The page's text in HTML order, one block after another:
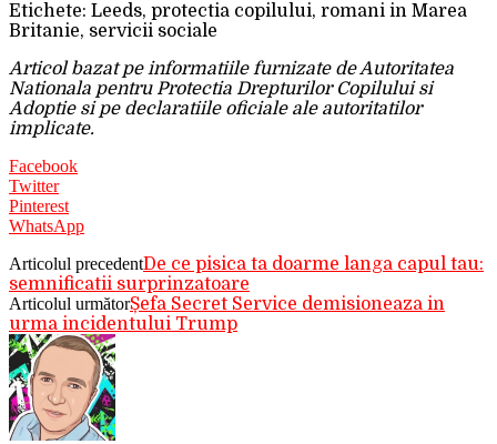
Etichete: Leeds, protectia copilului, romani in Marea
Britanie, servicii sociale
Articol bazat pe informatiile furnizate de Autoritatea
Nationala pentru Protectia Drepturilor Copilului si
Adoptie si pe declaratiile oficiale ale autoritatilor
implicate.
Facebook
Twitter
Pinterest
WhatsApp
Articolul precedentDe ce pisica ta doarme langa capul tau:
semnificatii surprinzatoare
Articolul următorȘefa Secret Service demisioneaza in
urma incidentului Trump